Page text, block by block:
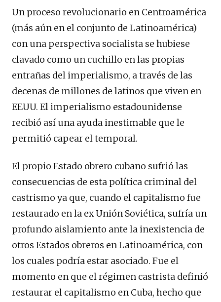
Un proceso revolucionario en Centroamérica
(más aún en el conjunto de Latinoamérica)
con una perspectiva socialista se hubiese
clavado como un cuchillo en las propias
entrañas del imperialismo, a través de las
decenas de millones de latinos que viven en
EEUU. El imperialismo estadounidense
recibió así una ayuda inestimable que le
permitió capear el temporal.
El propio Estado obrero cubano sufrió las
consecuencias de esta política criminal del
castrismo ya que, cuando el capitalismo fue
restaurado en la ex Unión Soviética, sufría un
profundo aislamiento ante la inexistencia de
otros Estados obreros en Latinoamérica, con
los cuales podría estar asociado. Fue el
momento en que el régimen castrista definió
restaurar el capitalismo en Cuba, hecho que